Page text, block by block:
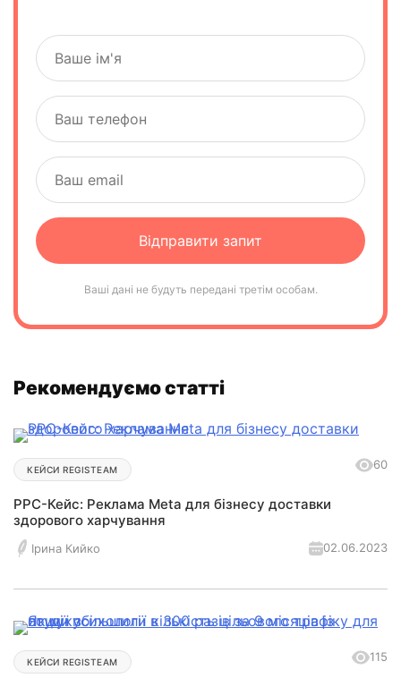
Ваші дані не будуть передані третім особам.
Рекомендуємо статті
КЕЙСИ REGISTEAM 60
РРС-Кейс: Реклама Meta для бізнесу доставки
здорового харчування
Ірина Кийко 02.06.2023
КЕЙСИ REGISTEAM 115